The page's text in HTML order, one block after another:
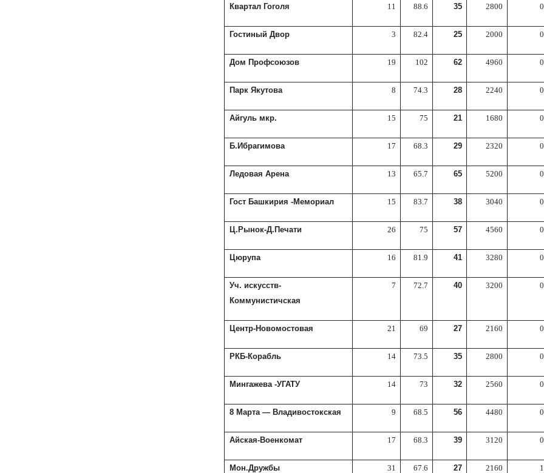
Квартал Гоголя 11 88.6 35 2800
Гостиный Двор 3 82.4 25 2000
Дом Профсоюзов 19 102 62 4960
Парк Якутова 8 74.3 28 2240
Айгуль мкр. 15 75 21 1680
Б.Ибрагимова 17 68.3 29 2320
Ледовая Арена 13 65.7 65 5200
Гост Башкирия -Мемориал 15 83.7 38 3040
Ц.Рынок-Д.Печати 26 75 57 4560
Цюрупа 16 81.9 41 3280
Уч. искусств-
Коммунистичская
7 72.7 40 3200
Центр-Новомостовая 21 69 27 2160
РКБ-Корабль 14 73.5 35 2800
Мингажева -УГАТУ 14 73 32 2560
8 Марта — Владивостокская 9 68.5 56 4480
Айская-Военкомат 17 68.3 39 3120
Мон.Дружбы 31 67.6 27 2160